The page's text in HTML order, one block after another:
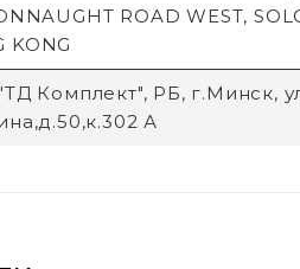
ROAD WEST,
KONG
Комплект", РБ, г.Минск,
А